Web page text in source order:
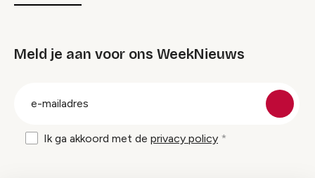
Meld je aan voor ons WeekNieuws
Ik ga akkoord met de privacy policy